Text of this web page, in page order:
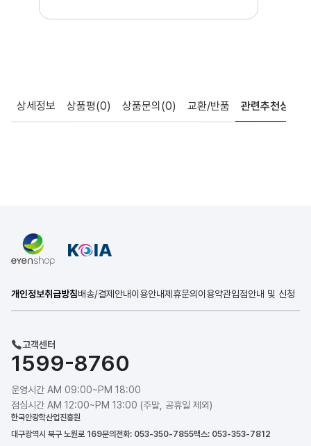
상세정보 상품평(0) 상품문의 (0) 교환/반품 관련추천상품
개인정보취급방침배송/결제안내이용안내제휴문의 이용약관입점안내 및 신청
고객센터
1599-8760
운영시간 AM 09:00~PM 18:00
점심시간 AM 12:00~PM 13:00 (주말, 공휴일 제외)
한국안광학산업진흥원
대구광역시 북구 노원로 169문의전화: 053-350-7855팩스: 053-353-7812